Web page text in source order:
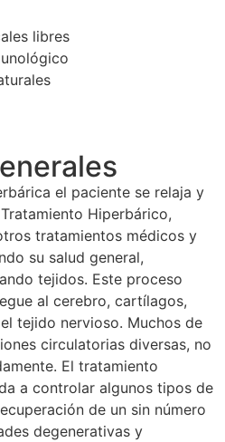
libres
el paciente se relaja y
Hiperbárico,
tratamientos médicos y
su salud general,
tejidos. Este proceso
al cerebro, cartílagos,
tejido nervioso. Muchos de
circulatorias diversas, no
El tratamiento
a controlar algunos tipos de
de un sin número
degenerativas y